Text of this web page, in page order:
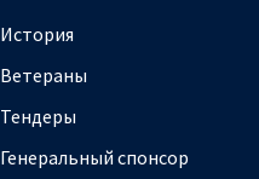
История
Ветераны
Тендеры
Генеральный спонсор